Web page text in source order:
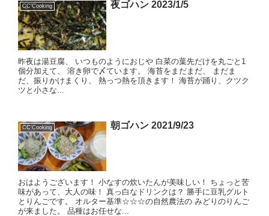
CC'Cooking 夜ゴハン 2023/1/5
昨夜は湯豆腐、 いつものようにおじや 白菜の葉先だけを丸ごと1
個分加えて、 溶き卵で〆ています。 海苔をまだまだ、 まだま
だ、振りかけまくり、 熱っつ熱を頂きます！ 海苔が踊り、クツク
ツと小さな...
CC'Cooking 朝ゴハン 2021/9/23
おはようございます！ 小なすの炊いたんが美味しい！ ちょっと苦
味があって、大人の味！ 真っ白なドリンクは？ 勝手に豆乳グルト
とりんごです。 オルター基準☆☆☆の自然農法の みどりのりんご
が来ました。 品種はお任せな...